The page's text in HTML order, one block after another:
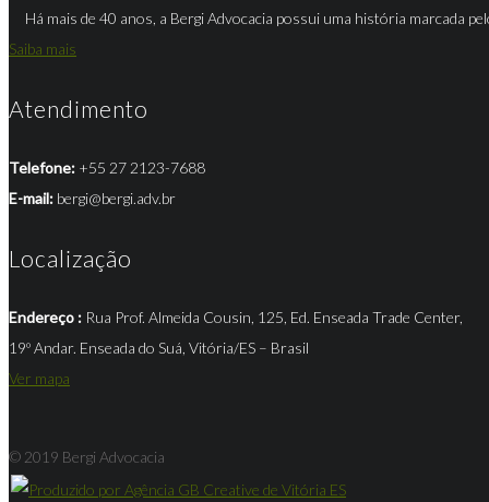
Há mais de 40 anos, a Bergi Advocacia possui uma história marcada
Saiba mais
Atendimento
Telefone: +55 27 2123-7688
E-mail: bergi@bergi.adv.br
Localização
Endereço : Rua Prof. Almeida Cousin, 125, Ed. Enseada Trade Center,
19º Andar. Enseada do Suá, Vitória/ES – Brasil
Ver mapa
© 2019 Bergi Advocacia